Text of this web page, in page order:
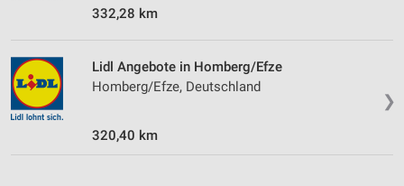
332,28 km
❯
Lidl Angebote in Homberg/Efze
Homberg/Efze, Deutschland
320,40 km